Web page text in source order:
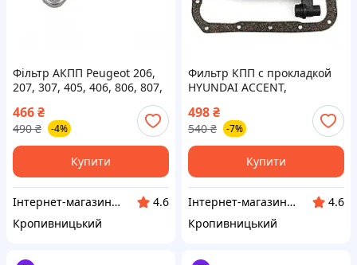
Фільтр АКПП Peugeot 206,
207, 307, 405, 406, 806, 807,
Citroen C2 - C5 ОЕМ 210958
62108863 (SWAG) ВС
466₴
490 ₴ -4%
Купити
Інтернет-магазин "Запчастинки"
4.6
Кропивницький
Фильтр КПП с прокладкой
HYUNDAI ACCENT,
MITSUBISHI LANCER ОЕМ
MD758684 (пр-во PROFIT) ВС
О 69001123766
498₴
540 ₴ -7%
Купити
Інтернет-магазин "Запчастинки"
4.6
Кропивницький